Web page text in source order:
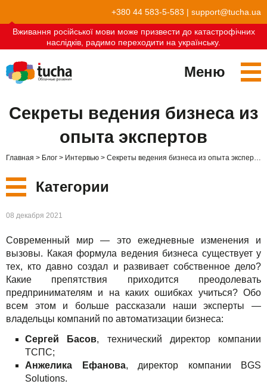
+380 44 583-5-583 | support@tucha.ua
Вживання російської мови може призвести до катастрофічних
наслідків, радимо переходити на українську.
Меню
TuchaMetal
TuchaBackup
TuchaHosting
TuchaSync
Хостинг сайтов-конструкторов
Удаленный офис
Реселінг хостингу
Компания
Карьера
Контакты
Секреты ведения бизнеса из
опыта экспертов
Главная Блог Интервью Секреты ведения бизнеса из опыта экспертов
Категории
Новые
Сервисы
Решения
Для бизнеса
Техподдержка
Инструкции
FAQ
08 декабря 2021
Современный мир — это ежедневные изменения и
вызовы. Какая формула ведения бизнеса существует у
тех, кто давно создал и развивает собственное дело?
Какие препятствия приходится преодолевать
предпринимателям и на каких ошибках учиться? Обо
всем этом и больше рассказали наши эксперты —
владельцы компаний по автоматизации бизнеса:
Сергей Басов, технический директор компании
ТСПС;
Анжелика Ефанова, директор компании BGS
Solutions.